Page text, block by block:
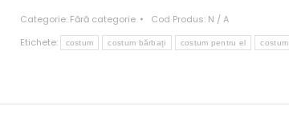
Categorie: Fără categorie Cod Produs: N / A
Etichete:
costum costum bărbați costum pentru el